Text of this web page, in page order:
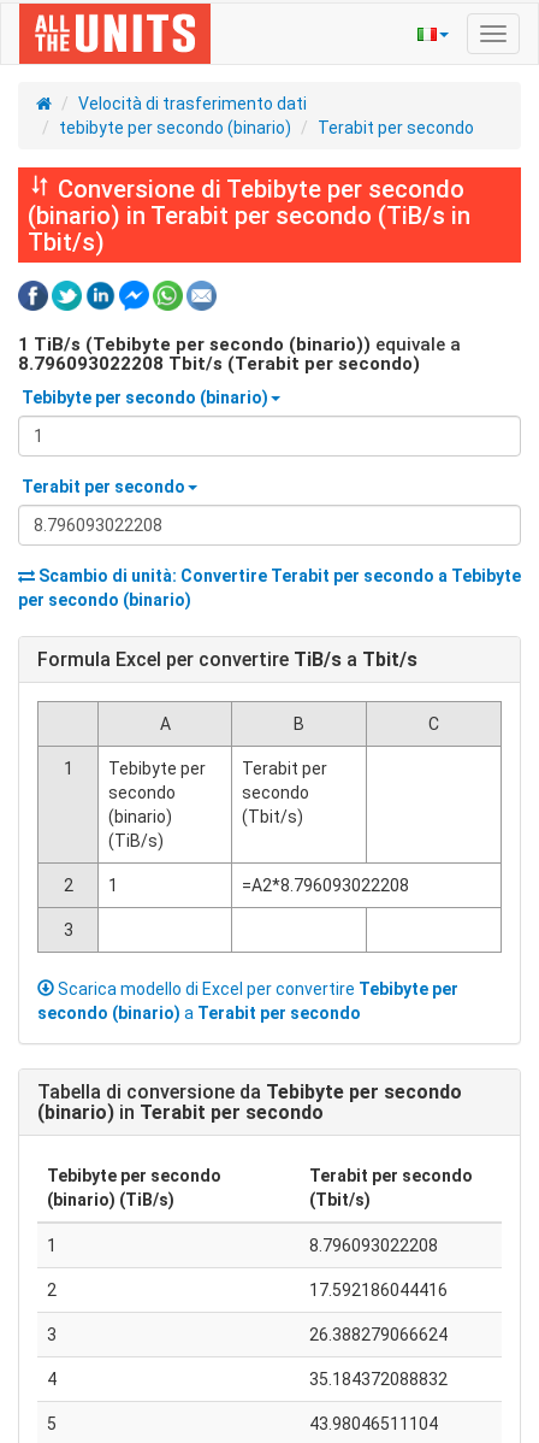
Velocità di trasferimento dati
tebibyte per secondo (binario)
Terabit per secondo
Conversione di Tebibyte per secondo
(binario) in Terabit per secondo (TiB/s in
Tbit/s)
1 TiB/s (Tebibyte per secondo (binario)) equivale a
8.796093022208 Tbit/s (Terabit per secondo)
Tebibyte per secondo (binario)
Terabit per secondo
Scambio di unità: Convertire Terabit per secondo a Tebibyte
per secondo (binario)
Formula Excel per convertire TiB/s a Tbit/s
A B C
1
Tebibyte per
secondo
(binario)
(TiB/s)
Terabit per
secondo
(Tbit/s)
2 1 =A2*8.796093022208
3
Scarica modello di Excel per convertire Tebibyte per
secondo (binario) a Terabit per secondo
Tabella di conversione da Tebibyte per secondo
(binario) in Terabit per secondo
Tebibyte per secondo
(binario) (TiB/s)
Terabit per secondo
(Tbit/s)
1 8.796093022208
2 17.592186044416
3 26.388279066624
4 35.184372088832
5 43.98046511104